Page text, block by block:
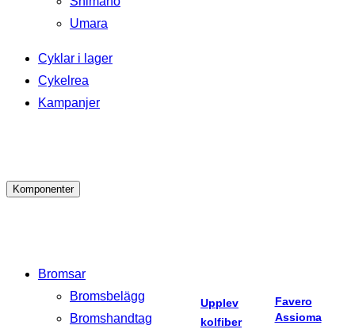
Umara
Cyklar i lager
Cykelrea
Kampanjer
Komponenter
Bromsar
Bromsbelägg
Bromshandtag
Upplev
kolfiber
Favero
Assioma